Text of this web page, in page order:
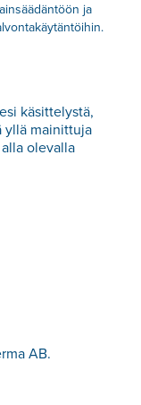
ja
käsittelystä,
yllä mainittuja
olevalla
AB.